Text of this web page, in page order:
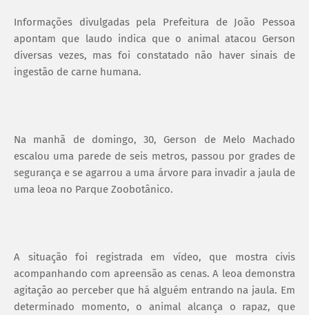
Informações divulgadas pela Prefeitura de João Pessoa
apontam que laudo indica que o animal atacou Gerson
diversas vezes, mas foi constatado não haver sinais de
ingestão de carne humana.
Na manhã de domingo, 30, Gerson de Melo Machado
escalou uma parede de seis metros, passou por grades de
segurança e se agarrou a uma árvore para invadir a jaula de
uma leoa no Parque Zoobotânico.
A situação foi registrada em vídeo, que mostra civis
acompanhando com apreensão as cenas. A leoa demonstra
agitação ao perceber que há alguém entrando na jaula. Em
determinado momento, o animal alcança o rapaz, que